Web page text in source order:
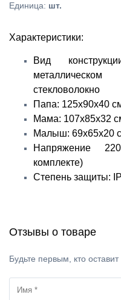
Единица: шт.
Характеристики:
Вид
стекловолокно
Папа: 125х90х40
Мама: 107х85х32
Малыш: 69х65х20
Напряжение
комплекте)
Степень защиты:
Отзывы о товаре
Будьте первым, кто оставит